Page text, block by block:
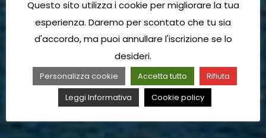
Questo sito utilizza i cookie per migliorare la tua
esperienza. Daremo per scontato che tu sia
d'accordo, ma puoi annullare l'iscrizione se lo
desideri.
Personalizza cookie Accetta tutto
Rifiuta
Leggi Informativa
Cookie policy